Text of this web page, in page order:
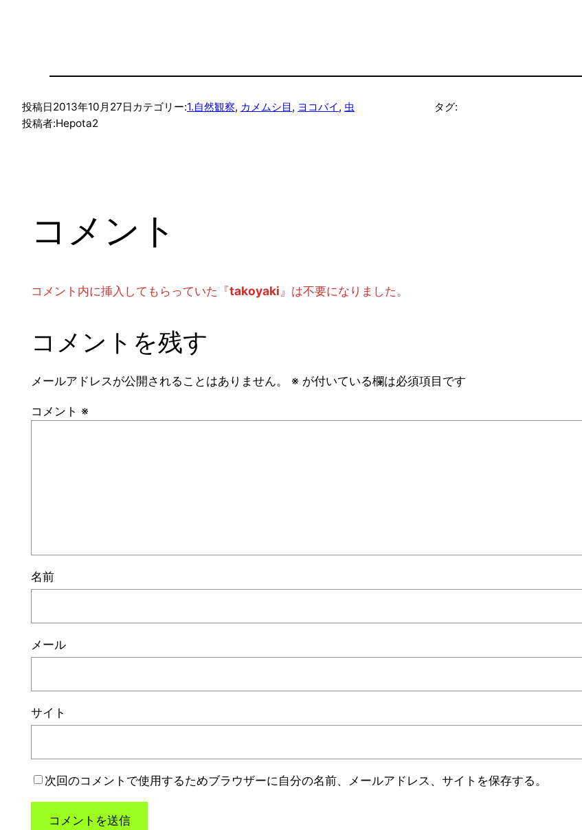
投稿日2013年10月27日 カテゴリー:1.自然観察, カメムシ目 , ヨコバイ, 虫
投稿者:Hepota2
タグ:
コメント
コメント内に挿入してもらっていた『takoyaki 』は不要になりました。
コメントを残す
メールアドレスが公開されることはありません。 ※ が付いている欄は必須項目です
コメント ※
名前
メール
サイト
次回のコメントで使用するためブラウザーに自分の名前、メールアドレス、サイトを保存する。